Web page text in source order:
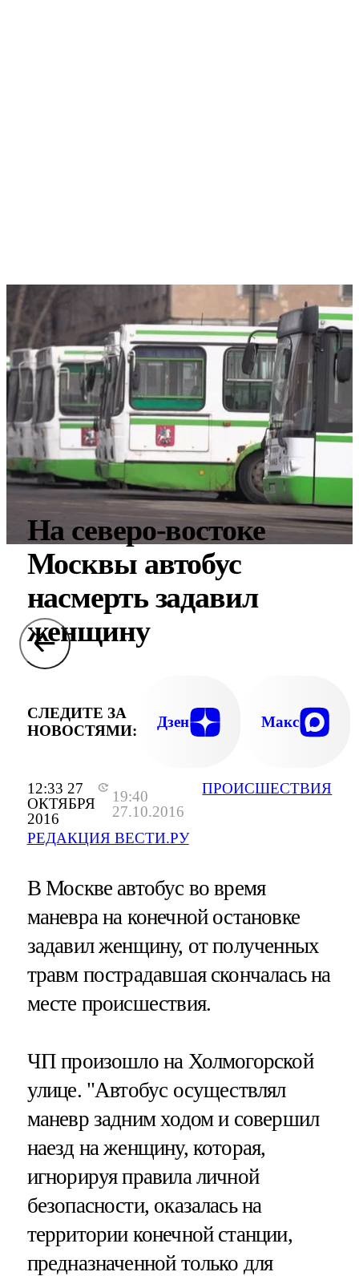
12:33 27
ОКТЯБРЯ
2016
19:40
27.10.2016
РЕДАКЦИЯ ВЕСТИ.РУ
ПРОИСШЕСТВИЯ
На северо-востоке
Москвы автобус
насмерть задавил
женщину
СЛЕДИТЕ ЗА
НОВОСТЯМИ:
Дзен Макс
В Москве автобус во время
маневра на конечной остановке
задавил женщину, от полученных
травм пострадавшая скончалась на
месте происшествия.
ЧП произошло на Холмогорской
улице. "Автобус осуществлял
маневр задним ходом и совершил
наезд на женщину, которая,
игнорируя правила личной
безопасности, оказалась на
территории конечной станции,
предназначенной только для